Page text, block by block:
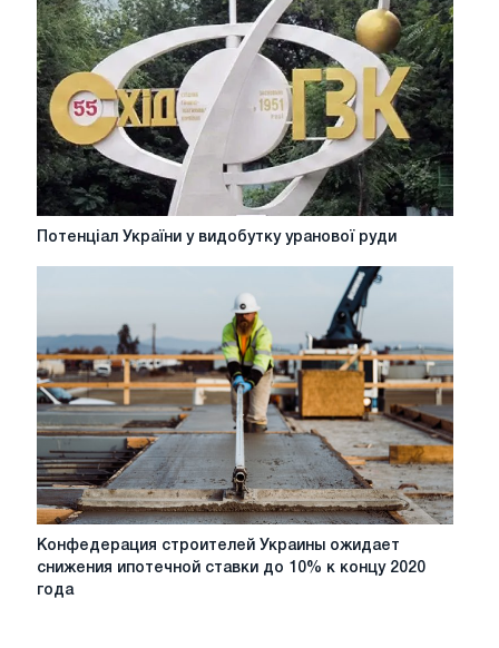
ставки
до
8-
10%
-
Конфедерация
строителей
Украины
Потенціал
руди
Потенціал України у видобутку уранової руди
Конфедерация
Украины
Конфедерация строителей Украины ожидает
снижения ипотечной ставки до 10% к концу 2020
года